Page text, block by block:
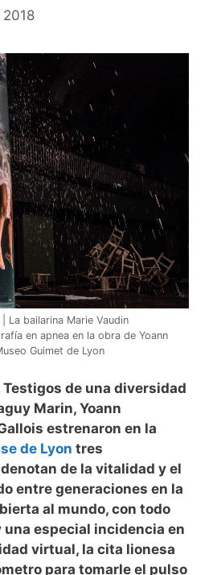
| La bailarina Marie Vaudin
en apnea en la obra de Yoann
Guimet de Lyon
Testigos de una diversidad
Marin, Yoann
estrenaron en la
de Lyon tres
de la vitalidad y el
entre generaciones en la
al mundo, con todo
especial incidencia en
virtual, la cita lionesa
para tomarle el pulso